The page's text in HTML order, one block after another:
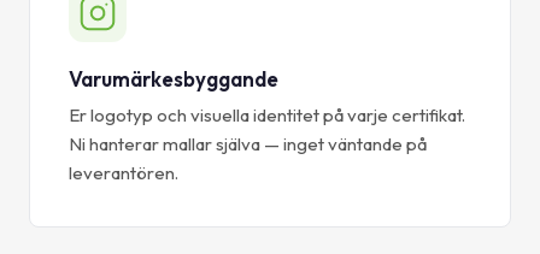
Varumärkesbyggande
Er logotyp och visuella identitet på varje certifikat.
Ni hanterar mallar själva — inget väntande på
leverantören.